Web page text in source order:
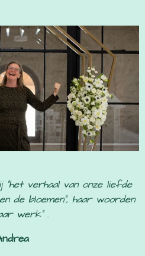
"het verhaal van onze liefde
de bloemen", haar woorden
werk".